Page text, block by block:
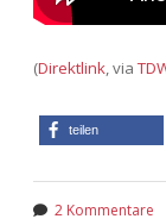
(Direktlink, via
teilen
2 Kommentare